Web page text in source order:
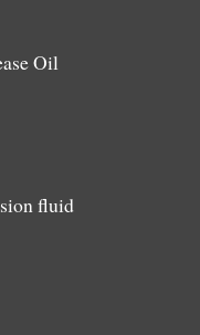
Oil
fluid